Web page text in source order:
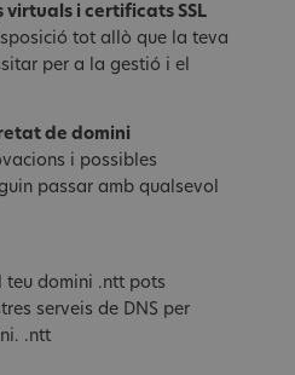
virtuals i certificats SSL
tot allò que la teva
per a la gestió i el
de domini
i possibles
passar amb qualsevol
teu domini .ntt pots
serveis de DNS per
.ntt